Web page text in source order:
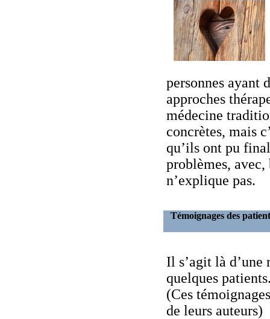
personnes ayant
approches
médecine
concrètes, mais
qu’ils ont pu
problèmes, avec,
n’explique pas.
Témoignages des
Il s’agit là d’une
quelques
(Ces
de leurs auteurs)